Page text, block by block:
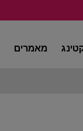
מאמרים